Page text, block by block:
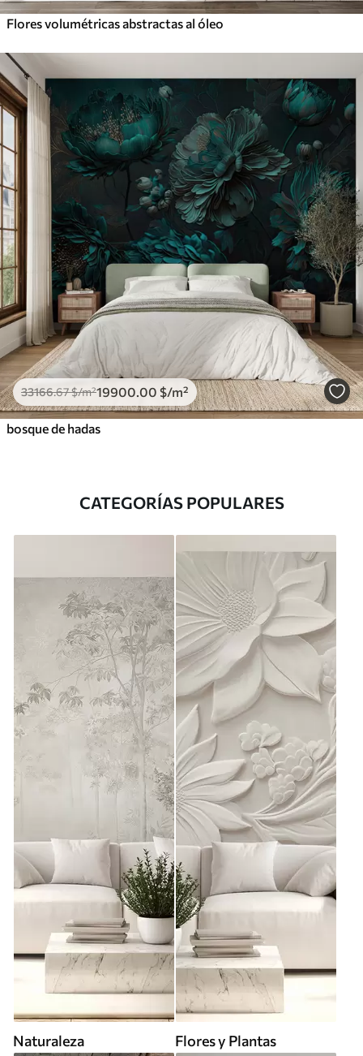
Flores volumétricas abstractas al óleo
33166.67$/m²19900 .00 $/m²
bosque de hadas
CATEGORÍAS POPULARES
Naturaleza Flores y Plantas